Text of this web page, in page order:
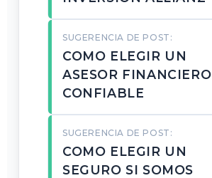
SUGERENCIA DE POST:
COMO ELEGIR UN
ASESOR FINANCIERO
CONFIABLE
SUGERENCIA DE POST:
COMO ELEGIR UN
SEGURO SI SOMOS